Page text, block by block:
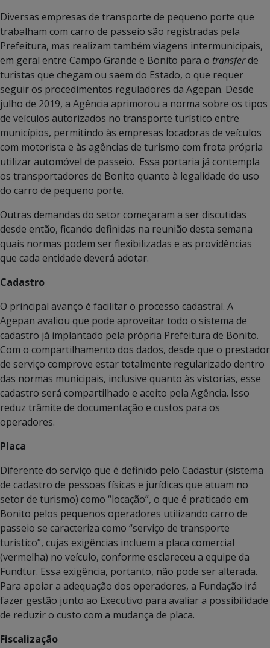
Diversas empresas de transporte de pequeno porte que
trabalham com carro de passeio são registradas pela
Prefeitura, mas realizam também viagens intermunicipais,
em geral entre Campo Grande e Bonito para o transferde
turistas que chegam ou saem do Estado, o que requer
seguir os procedimentos reguladores da Agepan. Desde
julho de 2019, a Agência aprimorou a norma sobre os tipos
de veículos autorizados no transporte turístico entre
municípios, permitindo às empresas locadoras de veículos
com motorista e às agências de turismo com frota própria
utilizar automóvel de passeio. Essa portaria já contempla
os transportadores de Bonito quanto à legalidade do uso
do carro de pequeno porte.
Outras demandas do setor começaram a ser discutidas
desde então, ficando definidas na reunião desta semana
quais normas podem ser flexibilizadas e as providências
que cada entidade deverá adotar.
Cadastro
O principal avanço é facilitar o processo cadastral. A
Agepan avaliou que pode aproveitar todo o sistema de
cadastro já implantado pela própria Prefeitura de Bonito.
Com o compartilhamento dos dados, desde que o prestador
de serviço comprove estar totalmente regularizado dentro
das normas municipais, inclusive quanto às vistorias, esse
cadastro será compartilhado e aceito pela Agência. Isso
reduz trâmite de documentação e custos para os
operadores.
Placa
Diferente do serviço que é definido pelo Cadastur (sistema
de cadastro de pessoas físicas e jurídicas que atuam no
setor de turismo) como “locação”, o que é praticado em
Bonito pelos pequenos operadores utilizando carro de
passeio se caracteriza como “serviço de transporte
turístico”, cujas exigências incluem a placa comercial
(vermelha) no veículo, conforme esclareceu a equipe da
Fundtur. Essa exigência, portanto, não pode ser alterada.
Para apoiar a adequação dos operadores, a Fundação irá
fazer gestão junto ao Executivo para avaliar a possibilidade
de reduzir o custo com a mudança de placa.
Fiscalização